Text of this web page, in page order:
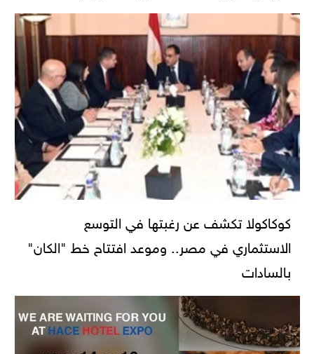
كوكاكولا تكشف عن رغبتها في التوسع
الاستثماري في مصر.. وموعد افتتاح خط "الكان"
بالسادات